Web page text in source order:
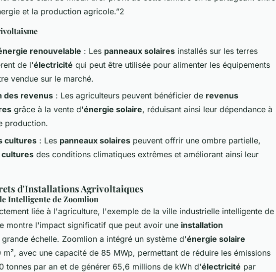
et la production agricole.”2
renouvelable : Les panneaux solaires installés sur les terres
de l'électricité qui peut être utilisée pour alimenter les équipements
vendue sur le marché.
des revenus : Les agriculteurs peuvent bénéficier de revenus
grâce à la vente d'énergie solaire, réduisant ainsi leur dépendance à
production.
cultures : Les panneaux solaires peuvent offrir une ombre partielle,
cultures des conditions climatiques extrêmes et améliorant ainsi leur
d'Installations Agrivoltaiques
Intelligente de Zoomlion
liée à l'agriculture, l'exemple de la ville industrielle intelligente de
montre l'impact significatif que peut avoir une installation
grande échelle. Zoomlion a intégré un système d'énergie solaire
avec une capacité de 85 MWp, permettant de réduire les émissions
tonnes par an et de générer 65,6 millions de kWh d'électricité par